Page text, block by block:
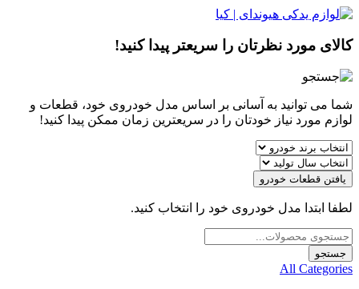
کالای مورد نظرتان را سریعتر پیدا کنید!
شما می توانید به آسانی بر اساس مدل خودروی خود، قطعات و
لوازم مورد نیاز خودتان را در سریعترین زمان ممکن پیدا کنید!
یافتن قطعات خودرو
لطفا ابتدا مدل خودروی خود را انتخاب کنید.
Products
search
جستجو
All Categories